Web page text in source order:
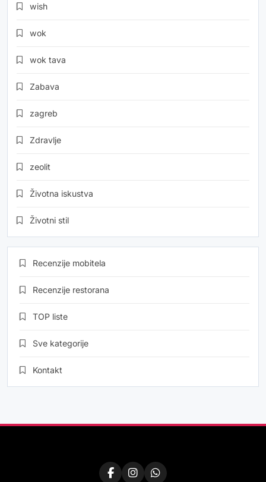
wish
wok
wok tava
Zabava
zagreb
Zdravlje
zeolit
Životna iskustva
Životni stil
Recenzije mobitela
Recenzije restorana
TOP liste
Sve kategorije
Kontakt